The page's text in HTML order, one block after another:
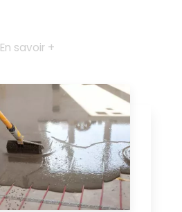
En savoir +